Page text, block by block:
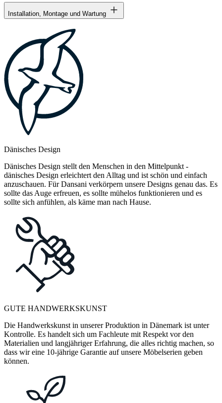
Installation, Montage und Wartung
Dänisches Design
Dänisches Design stellt den Menschen in den Mittelpunkt -
dänisches Design erleichtert den Alltag und ist schön und einfach
anzuschauen. Für Dansani verkörpern unsere Designs genau das. Es
sollte das Auge erfreuen, es sollte mühelos funktionieren und es
sollte sich anfühlen, als käme man nach Hause.
GUTE HANDWERKSKUNST
Die Handwerkskunst in unserer Produktion in Dänemark ist unter
Kontrolle. Es handelt sich um Fachleute mit Respekt vor den
Materialien und langjähriger Erfahrung, die alles richtig machen, so
dass wir eine 10-jährige Garantie auf unsere Möbelserien geben
können.